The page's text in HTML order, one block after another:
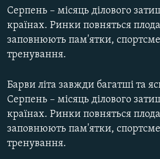
пошуку
ВСЕ ЗА ДЕНЬ
СПЕЦПРОЕКТИ
ВІДЕОУРОКИ «ELIFBE»
СВІДЧЕННЯ ОКУПАЦІЇ
УКРАЇНСЬКА ПРОБЛЕМА КРИМУ
ІНФОГРАФІКА
Русский
Qırımtatar
ДОЛУЧАЙСЯ!
Серпень – місяць ділового
країнах. Ринки повняться
заповнюють пам'ятки,
тренування.
Барви літа завжди багатші та
Серпень – місяць ділового
країнах. Ринки повняться
заповнюють пам'ятки,
тренування.